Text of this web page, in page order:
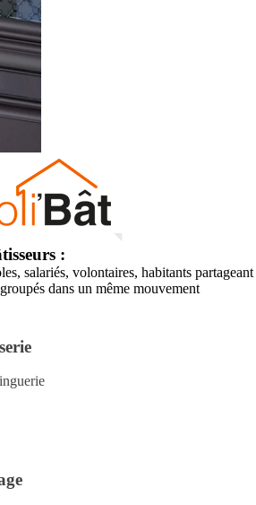
:
salariés, volontaires, habitants partageant
dans un même mouvement